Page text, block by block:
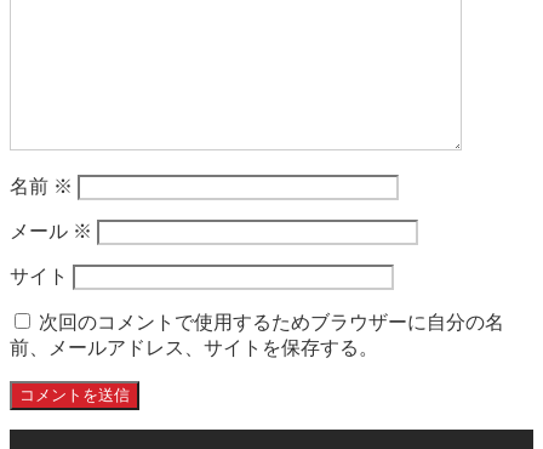
名前 ※
メール ※
サイト
次回のコメントで使用するためブラウザーに自分の名
前、メールアドレス、サイトを保存する。